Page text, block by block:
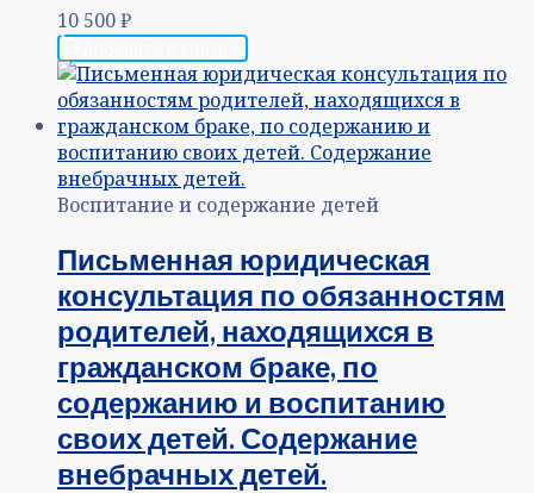
10 500₽
Воспитание и содержание детей
Письменная юридическая
консультация по обязанностям
родителей, находящихся в
гражданском браке, по
содержанию и воспитанию
своих детей. Содержание
внебрачных детей.